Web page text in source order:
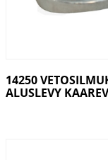
14250
ALUSLEVY